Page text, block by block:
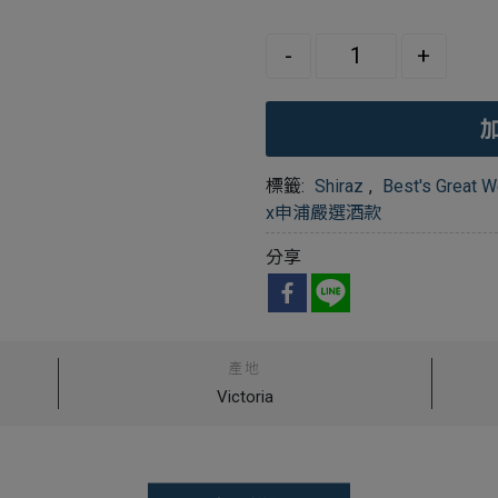
產地
Victoria
- +
標籤: Shiraz , Best's Great
x申浦嚴選酒款
分享